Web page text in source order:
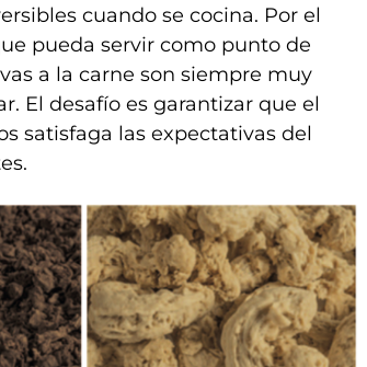
cuando se cocina. Por el
pueda servir como punto de
a la carne son siempre muy
El desafío es garantizar que el
satisfaga las expectativas del